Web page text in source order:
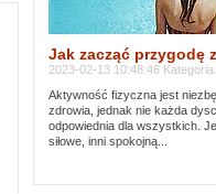
Jak zacząć przygodę
2023-02-13 10:48:46 Kategoria:
Aktywność fizyczna jest
zdrowia, jednak nie każda
odpowiednia dla wszystkich.
siłowe, inni spokojną...